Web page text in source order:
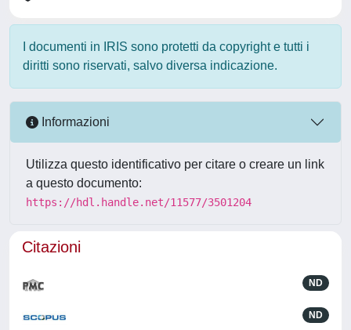
I documenti in IRIS sono protetti da copyright e tutti i
diritti sono riservati, salvo diversa indicazione.
Informazioni
Utilizza questo identificativo per citare o creare un link
a questo documento:
https://hdl.handle.net/11577/3501204
Citazioni
ND
ND